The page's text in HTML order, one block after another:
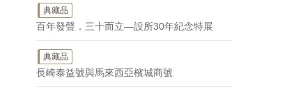
典藏品
百年發聲．三十而立—設所30年紀念特展
典藏品
長崎泰益號與馬來西亞檳城商號